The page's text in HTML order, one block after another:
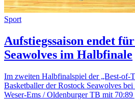
Sport
Aufstiegssaison endet
Seawolves im Halbfinale
Im zweiten Halbfinalspiel der „Best-of-
Basketballer der Rostock Seawolves
Weser-Ems / Oldenburger TB mit 70:89